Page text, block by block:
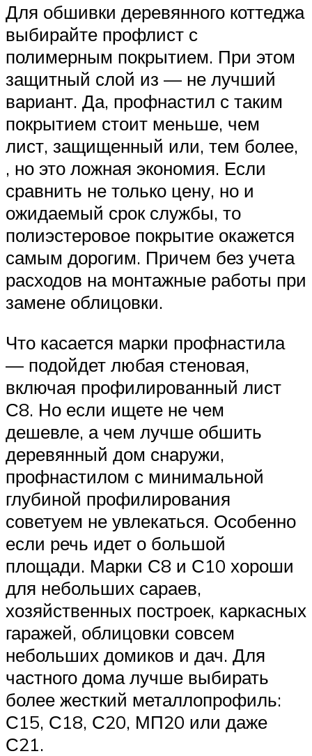
Для обшивки деревянного коттеджа
выбирайте профлист с
полимерным покрытием. При этом
защитный слой из — не лучший
вариант. Да, профнастил с таким
покрытием стоит меньше, чем
лист, защищенный или, тем более,
, но это ложная экономия. Если
сравнить не только цену, но и
ожидаемый срок службы, то
полиэстеровое покрытие окажется
самым дорогим. Причем без учета
расходов на монтажные работы при
замене облицовки.
Что касается марки профнастила
— подойдет любая стеновая,
включая профилированный лист
С8. Но если ищете не чем
дешевле, а чем лучше обшить
деревянный дом снаружи,
профнастилом с минимальной
глубиной профилирования
советуем не увлекаться. Особенно
если речь идет о большой
площади. Марки С8 и С10 хороши
для небольших сараев,
хозяйственных построек, каркасных
гаражей, облицовки совсем
небольших домиков и дач. Для
частного дома лучше выбирать
более жесткий металлопрофиль:
С15, С18, С20, МП20 или даже
С21.